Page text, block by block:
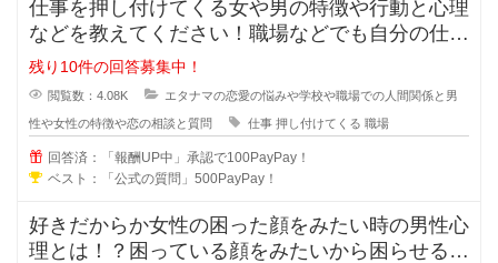
仕事を押し付けてくる女や男の特徴や行動と心理
などを教えてください！職場などでも自分の仕事
なのに人に押し付けてくる人ってい
残り10件の回答募集中！
閲覧数：4.08K エタナマの恋愛の悩みや学校や職場での人間関係と男
性や女性の特徴や恋の相談と質問 仕事 押し付けてくる 職場
回答済：「報酬UP中」承認で100PayPay！
ベスト：「公式の質問」500PayPay！
好きだからか女性の困った顔をみたい時の男性心
理とは！？困っている顔をみたいから困らせる男